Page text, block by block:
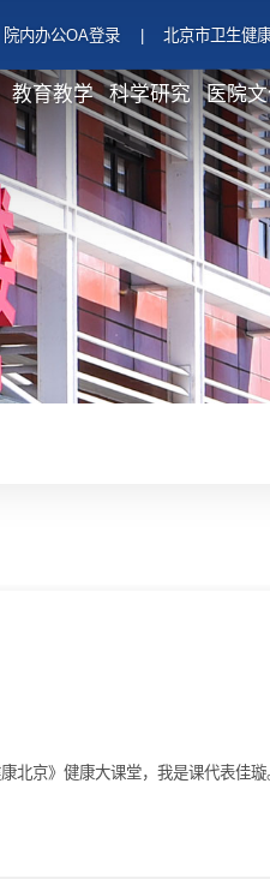
院内办公OA登录 北京市卫生健
教育教学 科学研究 医院
北京》健康大课堂，我是课代表佳